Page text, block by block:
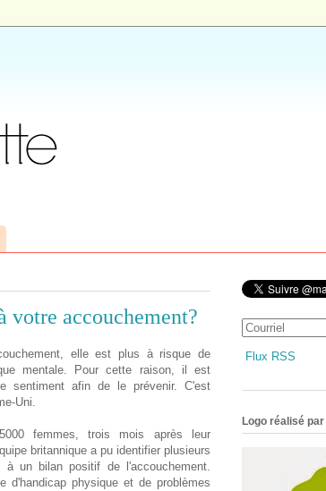
votre accouchement?
elle est plus à risque de
mentale. Pour cette raison, il est
sentiment afin de le prévenir. C'est
Uni.
femmes, trois mois après leur
britannique a pu identifier plusieurs
à un bilan positif de l'accouchement.
d'handicap physique et de problèmes
Flux RSS
Logo réalisé par